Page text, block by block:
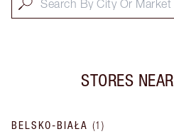
STORES NEAR
BELSKO-BIAŁA (1)